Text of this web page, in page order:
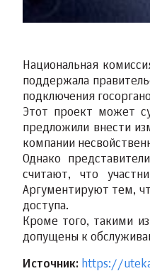
Национальная
поддержала
подключения
Этот проект может
предложили внести
компании
Однако
считают, что
Аргументируют тем,
доступа.
Кроме того, такими
допущены к
Источник: https://